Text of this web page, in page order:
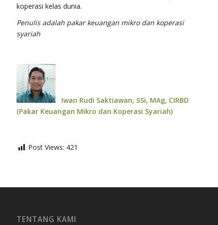
koperasi kelas dunia.
Penulis adalah pakar keuangan mikro dan koperasi
syariah
Iwan Rudi Saktiawan, SSi, MAg, CIRBD
(Pakar Keuangan Mikro dan Koperasi Syariah)
Post Views: 421
TENTANG KAMI